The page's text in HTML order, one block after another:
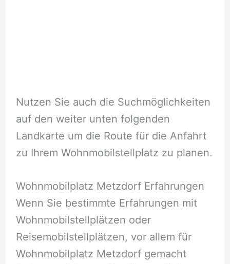
Nutzen Sie auch die Suchmöglichkeiten
auf den weiter unten folgenden
Landkarte um die Route für die Anfahrt
zu Ihrem Wohnmobilstellplatz zu planen.
Wohnmobilplatz Metzdorf Erfahrungen
Wenn Sie bestimmte Erfahrungen mit
Wohnmobilstellplätzen oder
Reisemobilstellplätzen, vor allem für
Wohnmobilplatz Metzdorf gemacht